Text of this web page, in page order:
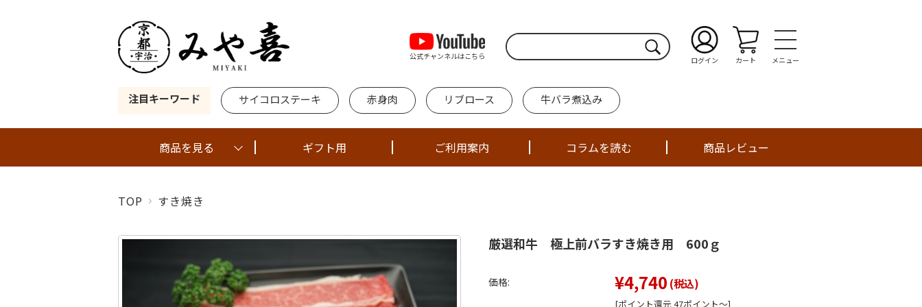
公式チャンネルはこちら ログイン カート メニュー
注目キーワード サイコロステーキ 赤身肉 リブロース 牛バラ煮込み
商品を見る ギフト用 ご利用案内 コラムを読む 商品レビュー
TOP すき焼き
厳選和牛 極上前バラすき焼き用 600ｇ
価格: ¥4,740 (税込)
[ポイント還元 47ポイント～]